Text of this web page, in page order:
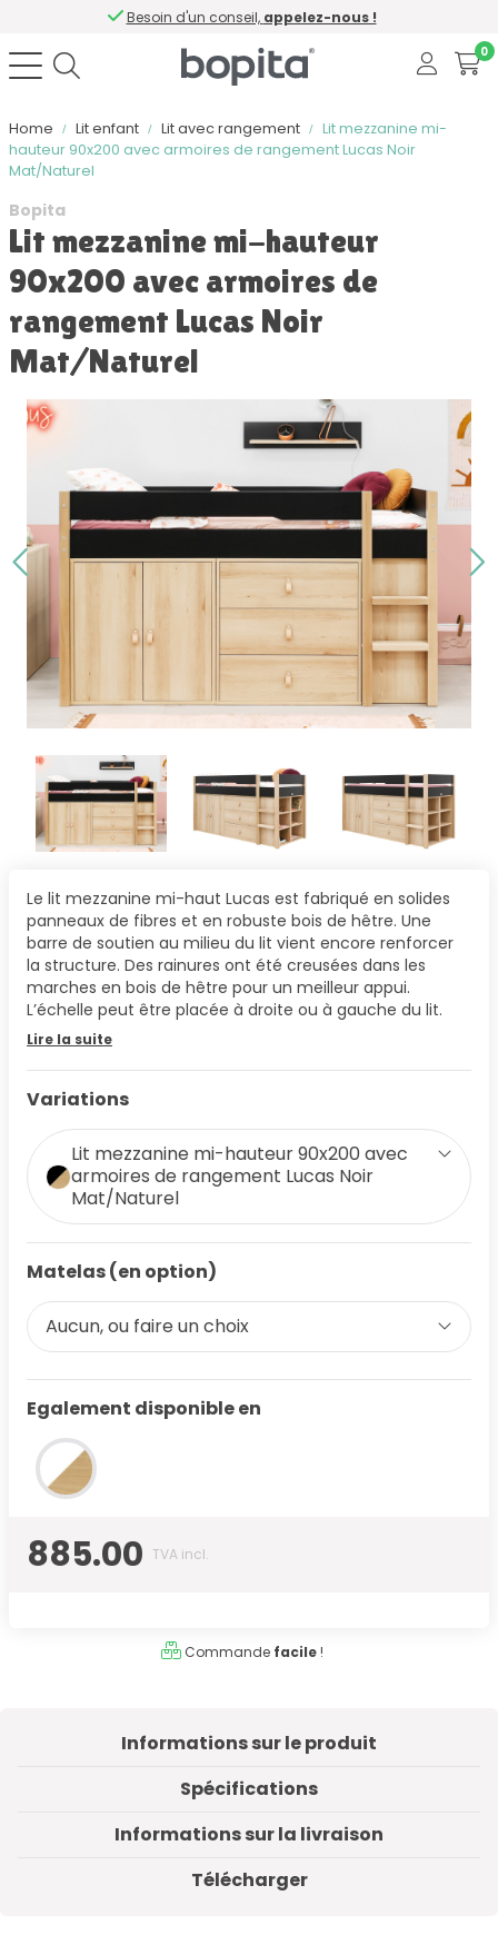
Besoin d'un conseil, appelez-nous !
0
Home Lit enfant Lit avec rangement
Lit mezzanine mi-
hauteur 90x200 avec armoires de rangement Lucas Noir
Mat/Naturel
Bopita
Lit mezzanine mi-hauteur
90x200 avec armoires de
rangement Lucas Noir
Mat/Naturel
Le lit mezzanine mi-haut Lucas est fabriqué en solides
panneaux de fibres et en robuste bois de hêtre. Une
barre de soutien au milieu du lit vient encore renforcer
la structure. Des rainures ont été creusées dans les
marches en bois de hêtre pour un meilleur appui.
L’échelle peut être placée à droite ou à gauche du lit.
Lire la suite
Variations
Lit mezzanine mi-hauteur 90x200 avec
armoires de rangement Lucas Noir
Mat/Naturel
Matelas (en option)
Aucun, ou faire un choix
Egalement disponible en
885.00 TVA incl.
Commande facile!
Informations sur le produit
Spécifications
Informations sur la livraison
Télécharger